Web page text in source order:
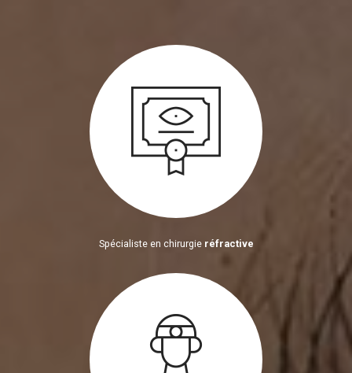
Spécialiste en chirurgie réfractive